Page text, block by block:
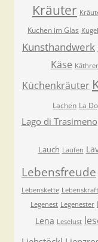
Kräuter
Kuchen im Glas
Kunsthandwerk
Käse Käthrer
Küchenkräuter
Lachen La
Lago di Trasimeno
Lauch Laufen
Lebensfreude
Lebenskette Lebenskraft
Legenest Legenester
Lena Leselust